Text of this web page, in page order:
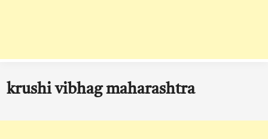
krushi vibhag maharashtra